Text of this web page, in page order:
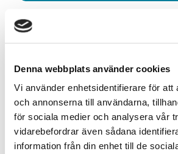
Denna webbplats använder cookies
Vi använder enhetsidentifierare för att
och annonserna till användarna,
för sociala medier och analysera vår
vidarebefordrar även sådana
information från din enhet till de
Artikelnr
Format
Typ/Produkt
Smak